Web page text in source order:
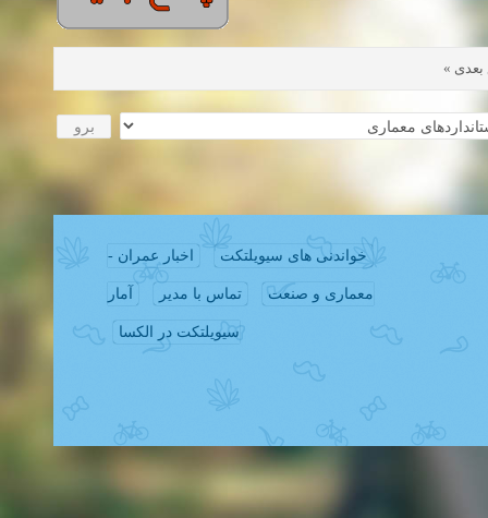
»
خواندنی های سیویلتکت اخبار عمران -
معماری و صنعت تماس با مدیر آمار
سیویلتکت در الکسا